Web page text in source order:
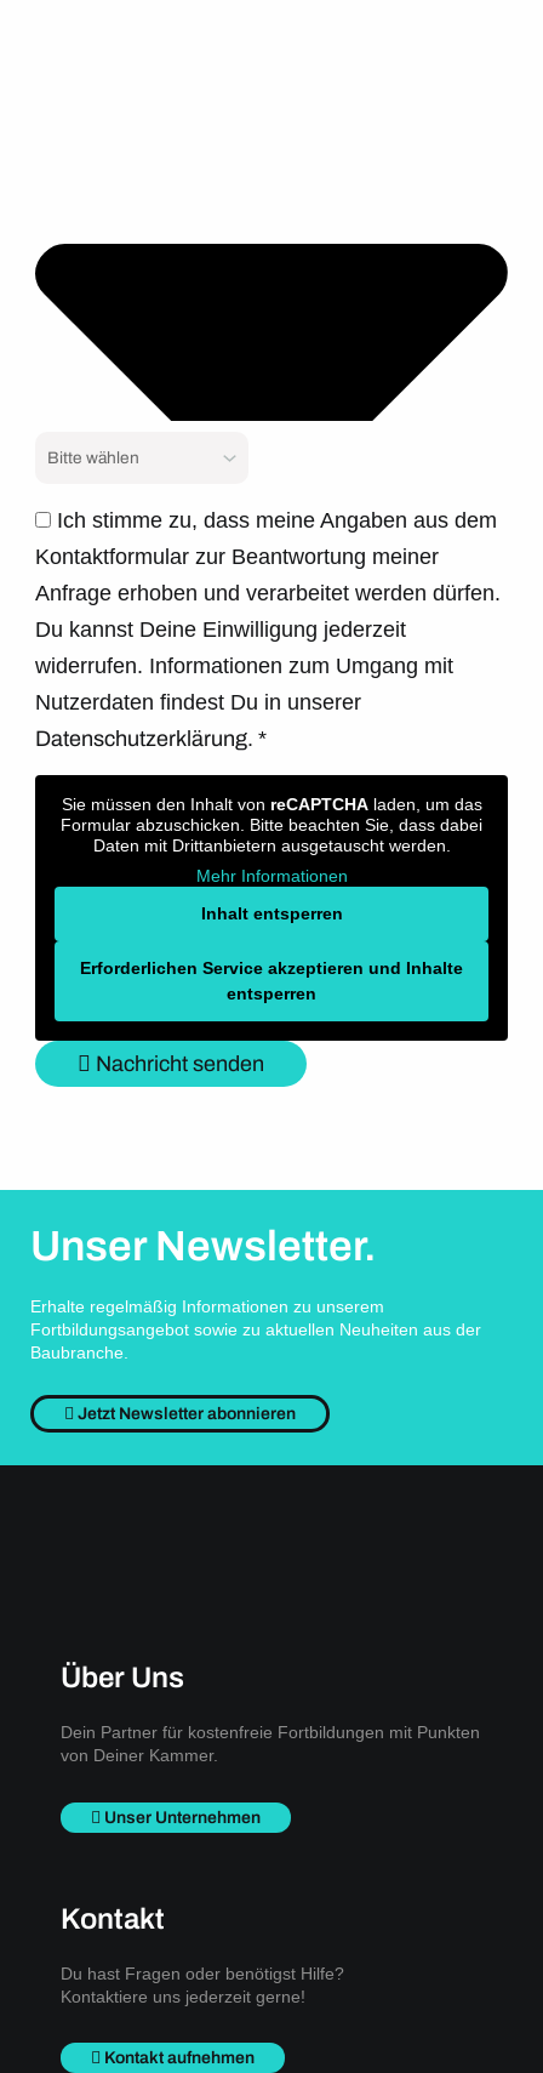
Ich stimme zu, dass meine Angaben aus dem
Kontaktformular zur Beantwortung meiner
Anfrage erhoben und verarbeitet werden dürfen.
Du kannst Deine Einwilligung jederzeit
widerrufen. Informationen zum Umgang mit
Nutzerdaten findest Du in unserer
Datenschutzerklärung.*
Sie müssen den Inhalt von reCAPTCHAladen, um das
Formular abzuschicken. Bitte beachten Sie, dass dabei
Daten mit Drittanbietern ausgetauscht werden.
Mehr Informationen
Inhalt entsperren
Erforderlichen Service akzeptieren und Inhalte
entsperren
Nachricht senden
Unser Newsletter.
Erhalte regelmäßig Informationen zu unserem
Fortbildungsangebot sowie zu aktuellen Neuheiten aus der
Baubranche.
Jetzt Newsletter abonnieren
Über Uns
Dein Partner für kostenfreie Fortbildungen mit Punkten
von Deiner Kammer.
Unser Unternehmen
Kontakt
Du hast Fragen oder benötigst Hilfe?
Kontaktiere uns jederzeit gerne!
Kontakt aufnehmen